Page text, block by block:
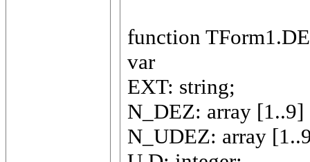
function
var
EXT: string;
N_DEZ: array
N_UDEZ: array